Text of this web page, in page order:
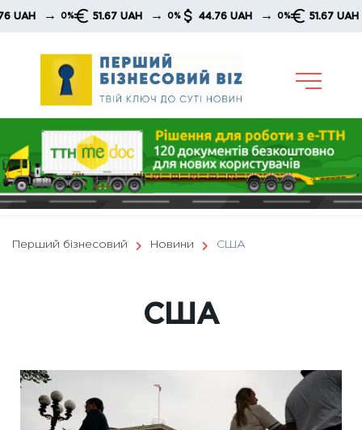
Skip
51.67 UAH → 0% 44.76 UAH → 0% 51.67 UAH → 0%
Перший бізнесовий Новини США
США